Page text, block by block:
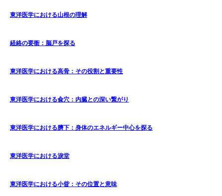
東洋医学における山根の理解
経絡の要衝：脳戸を探る
東洋医学における高骨：その役割と重要性
東洋医学における兪穴：内臓との深い繋がり
東洋医学における臍下：身体のエネルギー中心を探る
東洋医学における淚堂
東洋医学における小眥：その位置と意味